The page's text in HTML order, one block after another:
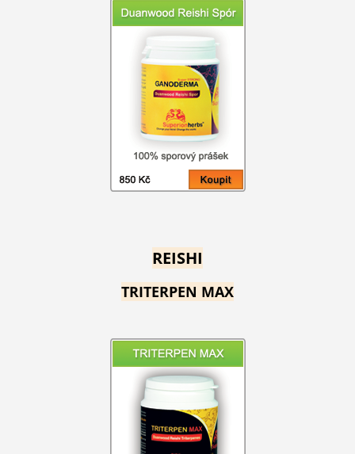
REISHI
TRITERPEN MAX